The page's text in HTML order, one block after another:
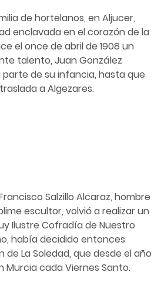
de hortelanos, en Aljucer,
enclavada en el corazón de la
el once de abril de 1908 un
talento, Juan González
parte de su infancia, hasta que
a Algezares.
Salzillo Alcaraz, hombre
escultor, volvió a realizar un
Ilustre Cofradía de Nuestro
había decidido entonces
de La Soledad, que desde el año
Murcia cada Viernes Santo.